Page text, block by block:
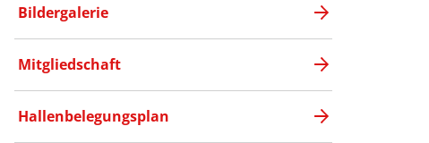
Bildergalerie
Mitgliedschaft
Hallenbelegungsplan